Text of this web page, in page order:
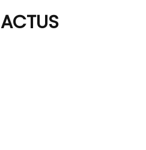
ACTUS